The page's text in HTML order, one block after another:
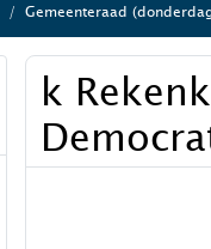
Gemeenteraad
k